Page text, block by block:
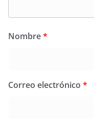
Nombre*
Correo electrónico *